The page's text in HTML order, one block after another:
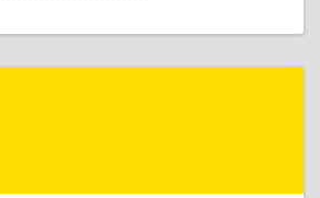
обл, г.о. Пушкинский,